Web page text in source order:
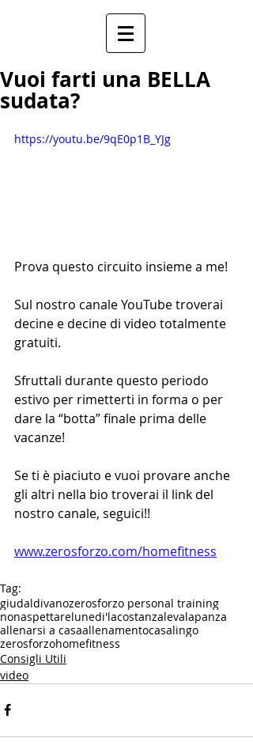
Vuoi farti una BELLA
sudata?
https://youtu.be/9qE0p1B_YJg
Prova questo circuito insieme a me!
Sul nostro canale YouTube troverai
decine e decine di video totalmente
gratuiti.
Sfruttali durante questo periodo
estivo per rimetterti in forma o per
dare la “botta” finale prima delle
vacanze!
Se ti è piaciuto e vuoi provare anche
gli altri nella bio troverai il link del
nostro canale, seguici!!
www.zerosforzo.com/homefitness
Tag:
giudaldivanozerosforzo personal training
nonaspettarelunedi'lacostanzalevalapanza
allenarsi a casaallenamentocasalingo
zerosforzohomefitness
Consigli Utili
video